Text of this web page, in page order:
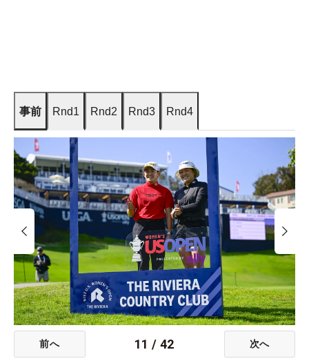
事前 Rnd1 Rnd2 Rnd3 Rnd4
前へ 11 /42 次へ